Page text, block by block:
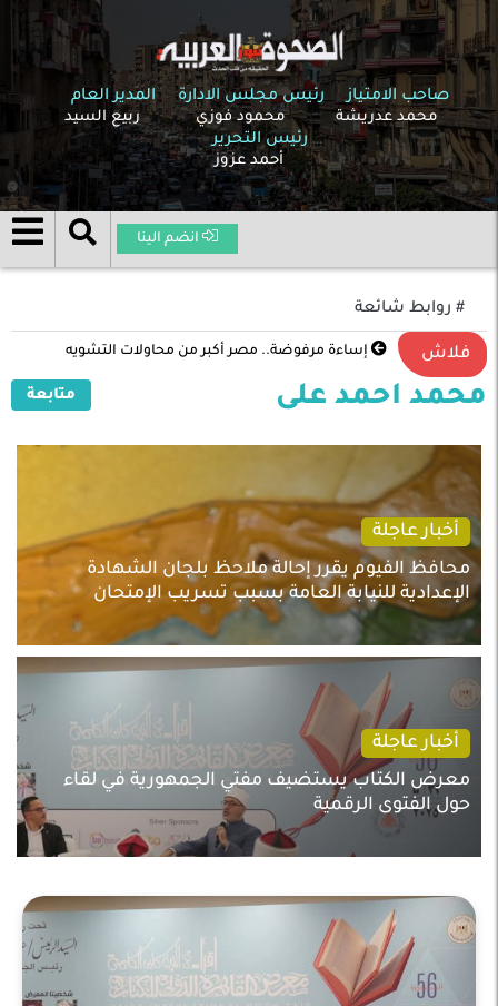
صاحب الامتياز
محمد عدريشة
رئيس مجلس الادارة
محمود فوزي
المدير العام
ربيع السيد
رئيس التحرير
أحمد عزوز
انضم الينا
# روابط شائعة
فلاش إساءة مرفوضة.. مصر أكبر من محاولات التشويه
محمد احمد على متابعة
أخبار عاجلة
محافظ الفيوم يقرر إحالة ملاحظ بلجان الشهادة
الإعدادية للنيابة العامة بسبب تسريب الإمتحان
أخبار عاجلة
معرض الكتاب يستضيف مفتي الجمهورية في لقاء
حول الفتوى الرقمية